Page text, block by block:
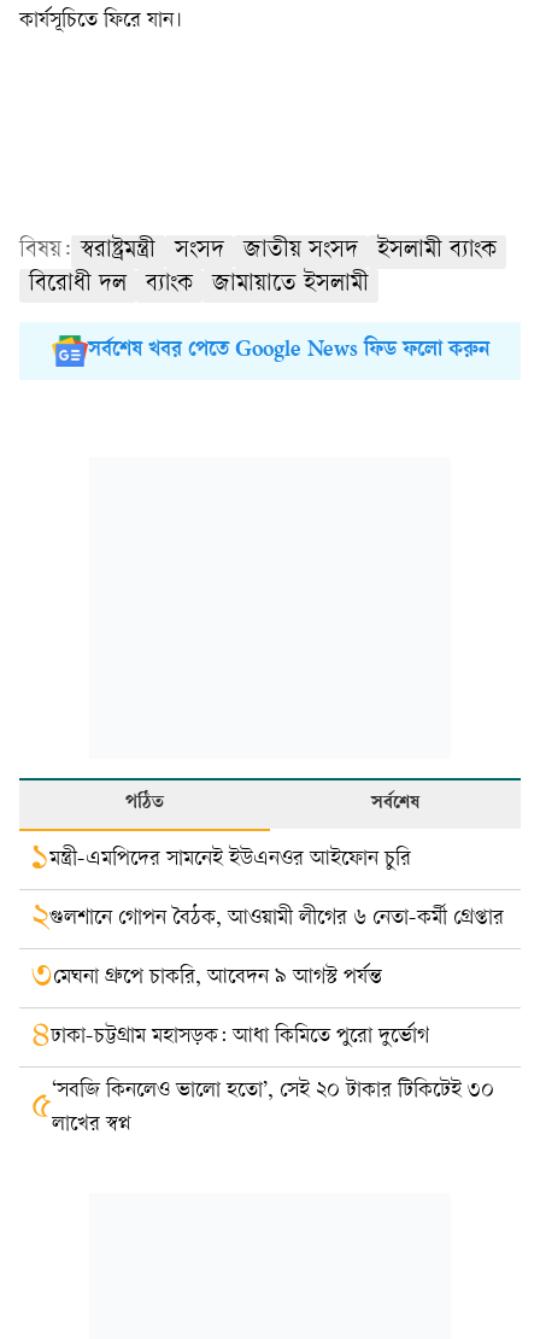
কার্যসূচিতে ফিরে যান।
বিষয়: স্বরাষ্ট্রমন্ত্রী সংসদ জাতীয় সংসদ
ইসলামী ব্যাংক
বিরোধী দল
ব্যাংক জামায়াতে ইসলামী
সর্বশেষ খবর পেতে Google News ফিড ফলো করুন
পঠিত সর্বশেষ
১মন্ত্রী-এমপিদের সামনেই ইউএনওর আইফোন চুরি
২গুলশানে গোপন বৈঠক, আওয়ামী লীগের ৬ নেতা-কর্মী গ্রেপ্তার
৩মেঘনা গ্রুপে চাকরি, আবেদন ৯ আগস্ট পর্যন্ত
৪ঢাকা-চট্টগ্রাম মহাসড়ক: আধা কিমিতে পুরো দুর্ভোগ
৫‘সবজি কিনলেও ভালো হতো’, সেই ২০ টাকার টিকিটেই ৩০
লাখের স্বপ্ন